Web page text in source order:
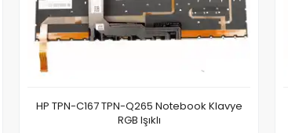
HP TPN-C167 TPN-Q265 Notebook Klavye
RGB Işıklı